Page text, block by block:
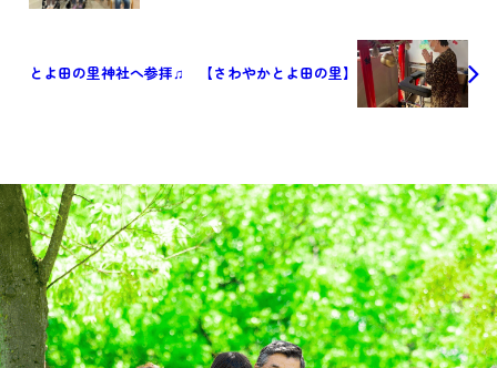
とよ田の里神社へ参拝♫ 【さわやかとよ田の里】